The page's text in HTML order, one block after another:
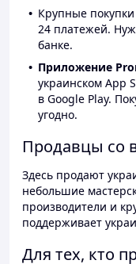
Крупные
24 платежей.
банке.
Приложение
украинском App
в Google Play.
угодно.
Продавцы со
Здесь продают
небольшие
производители и
поддерживает
Для тех, кто